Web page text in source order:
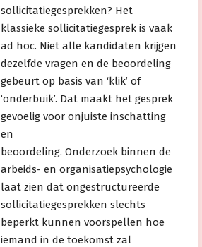
sollicitatiegesprekken? Het
klassieke sollicitatiegesprek is vaak
ad hoc. Niet alle kandidaten krijgen
dezelfde vragen en de beoordeling
gebeurt op basis van ‘klik’ of
‘onderbuik’. Dat maakt het gesprek
gevoelig voor onjuiste inschatting
en
beoordeling. Onderzoek binnen de
arbeids- en organisatiepsychologie
laat zien dat ongestructureerde
sollicitatiegesprekken slechts
beperkt kunnen voorspellen hoe
iemand in de toekomst zal